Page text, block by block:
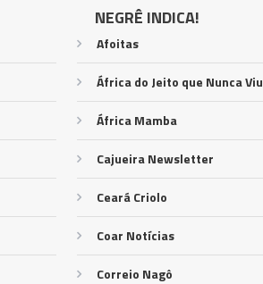
NEGRÊ INDICA!
Afoitas
África do Jeito que Nunca Viu
África Mamba
Cajueira Newsletter
Ceará Criolo
Coar Notícias
Correio Nagô